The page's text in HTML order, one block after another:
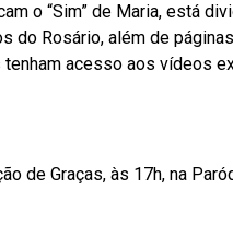
o “Sim” de Maria, está
do Rosário, além de
acesso aos vídeos
de Graças, às 17h, na